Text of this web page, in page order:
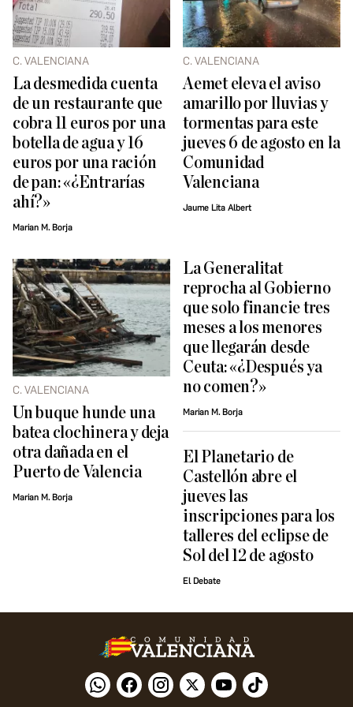
C. VALENCIANA
La desmedida cuenta
de un restaurante que
cobra 11 euros por una
botella de agua y 16
euros por una ración
de pan: «¿Entrarías
ahí?»
Marian M. Borja
C. VALENCIANA
Aemet eleva el aviso
amarillo por lluvias y
tormentas para este
jueves 6 de agosto en la
Comunidad
Valenciana
Jaume Lita Albert
C. VALENCIANA
Un buque hunde una
batea clochinera y deja
otra dañada en el
Puerto de Valencia
Marian M. Borja
La Generalitat
reprocha al Gobierno
que solo financie tres
meses a los menores
que llegarán desde
Ceuta: «¿Después ya
no comen?»
Marian M. Borja
El Planetario de
Castellón abre el
jueves las
inscripciones para los
talleres del eclipse de
Sol del 12 de agosto
El Debate